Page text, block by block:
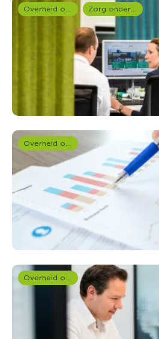
Overheid onderzoek Zorg onderzoek
Overheid onderzoek
Overheid onderzoek